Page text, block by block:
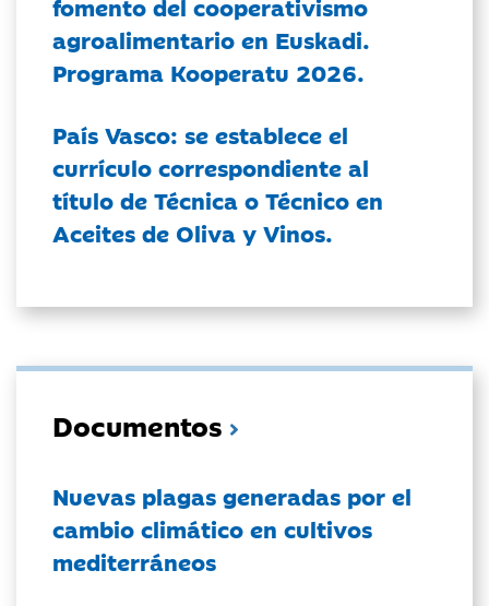
fomento del cooperativismo
agroalimentario en Euskadi.
Programa Kooperatu 2026.
País Vasco: se establece el
currículo correspondiente al
título de Técnica o Técnico en
Aceites de Oliva y Vinos.
Documentos
Nuevas plagas generadas por el
cambio climático en cultivos
mediterráneos